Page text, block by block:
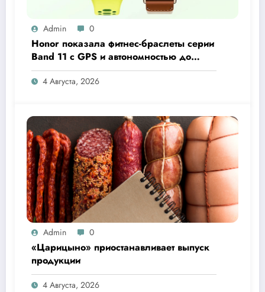
Admin 0
Honor показала фитнес-браслеты серии
Band 11 с GPS и автономностью до
26 дней
4 Августа, 2026
Admin 0
«Царицыно» приостанавливает выпуск
продукции
4 Августа, 2026